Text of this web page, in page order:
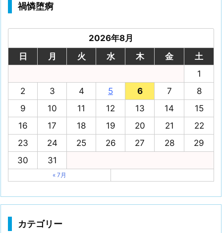
禍憐堕痾
2026年8月
日
月 火 水 木 金
土
1
2
3 4 5 6 7
8
9
10 11 12 13 14
15
16
17 18 19 20 21
22
23
24 25 26 27 28
29
30
31
« 7月
カテゴリー